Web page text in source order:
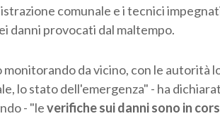
comunale e i tecnici
danni provocati dal maltempo.
monitorando da vicino, con le autorità
lo stato dell'emergenza" - ha
- "leverifiche sui danni sono in